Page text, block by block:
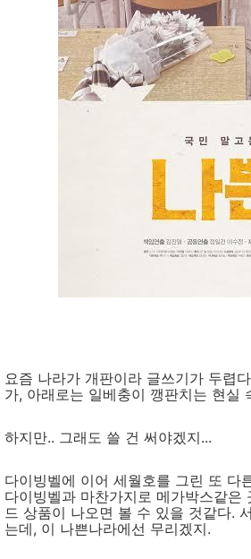
요즘 나라가 개판이라 글쓰기가 두렵
가, 아래로는 일베충이 깽판치는 현실
하지만.. 그래도 쓸 건 써야겠지...
다이빙벨에 이어 세월호를 그린 또 다
다이빙벨과 마찬가지로 메가박스같
드 상품이 나오면 볼 수 있을 것같다.
는데, 이 나쁜나라에선 무리겠지.